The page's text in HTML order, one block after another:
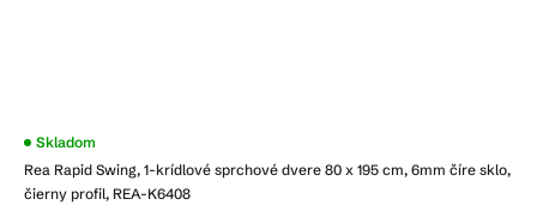
Rea Rapid Swing, 1-krídlové sprchové dvere 80 x 195 cm, 6mm číre sklo,
čierny profil, REA-K6408
Priemerné
produktu
je
Skladom